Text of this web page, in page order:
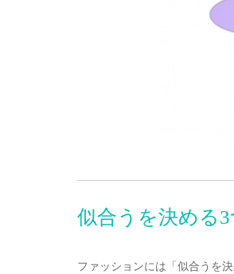
似合うを決める
ファッションには「似合うを